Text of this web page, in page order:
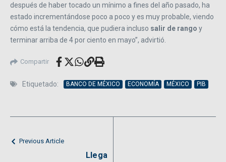
después de haber tocado un mínimo a fines del año pasado, ha
estado incrementándose poco a poco y es muy probable, viendo
cómo está la tendencia, que pudiera incluso salir de rango y
terminar arriba de 4 por ciento en mayo”, advirtió.
Compartir
Etiquetado: BANCO DE MÉXICO ECONOMÍA MÉXICO PIB
Previous Article
Llega